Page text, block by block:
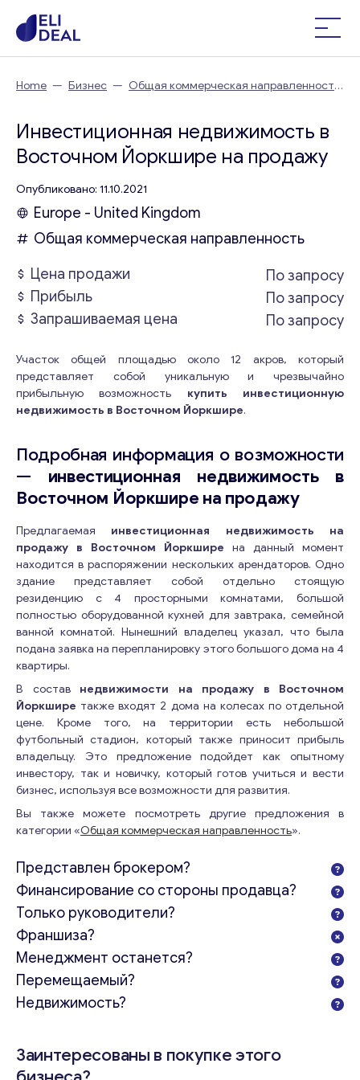
Home — Бизнес — Общая коммерческая направленность
Инвестиционная недвижимость в
Восточном Йоркшире на продажу
Опубликовано: 11.10.2021
Europe - United Kingdom
Общая коммерческая направленность
Цена продажи
По запросу
Прибыль
По запросу
Запрашиваемая цена
По запросу
Участок общей площадью около 12 акров, который
представляет собой уникальную и чрезвычайно
прибыльную возможность купить инвестиционную
недвижимость в Восточном Йоркшире.
Подробная информация о возможности
— инвестиционная недвижимость в
Восточном Йоркшире на продажу
Предлагаемая инвестиционная недвижимость на
продажу в Восточном Йоркшире на данный момент
находится в распоряжении нескольких арендаторов. Одно
здание представляет собой отдельно стоящую
резиденцию с 4 просторными комнатами, большой
полностью оборудованной кухней для завтрака, семейной
ванной комнатой. Нынешний владелец указал, что была
подана заявка на перепланировку этого большого дома на 4
квартиры.
В состав недвижимости на продажу в Восточном
Йоркшире также входят 2 дома на колесах по отдельной
цене. Кроме того, на территории есть небольшой
футбольный стадион, который также приносит прибыль
владельцу. Это предложение подойдет как опытному
инвестору, так и новичку, который готов учиться и вести
бизнес, используя все возможности для развития.
Вы также можете посмотреть другие предложения в
категории «Общая коммерческая направленность».
Представлен брокером?
Финансирование со стороны продавца?
Только руководители?
Франшиза?
Менеджмент останется?
Перемещаемый?
Недвижимость?
Заинтересованы в покупке этого